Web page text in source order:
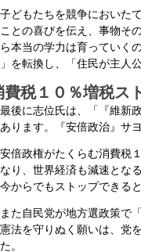
どもたちを競争においた
との喜びを伝え、事物そ
本当の学力は育っていく
を転換し、「住民が主人
費税１０％増税ス
後に志位氏は、「『維新
ります。『安倍政治』サ
倍政権がたくらむ消費税
なり、世界経済も減速とな
からでもストップできると
た自民党が地方選政策で
法を守りぬく願いは、党
。